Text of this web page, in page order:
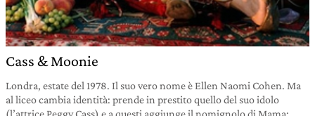
Cass & Moonie
Londra, estate del 1978. Il suo vero nome è Ellen Naomi Cohen. Ma
al liceo cambia identità: prende in prestito quello del suo idolo
(l’attrice Peggy Cass) e a questi aggiunge il nomignolo di Mama: